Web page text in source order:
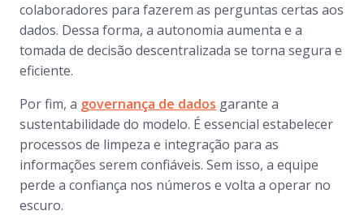
colaboradores para fazerem as perguntas certas aos
dados. Dessa forma, a autonomia aumenta e a
tomada de decisão descentralizada se torna segura e
eficiente.
Por fim, a governança de dados garante a
sustentabilidade do modelo. É essencial estabelecer
processos de limpeza e integração para as
informações serem confiáveis. Sem isso, a equipe
perde a confiança nos números e volta a operar no
escuro.